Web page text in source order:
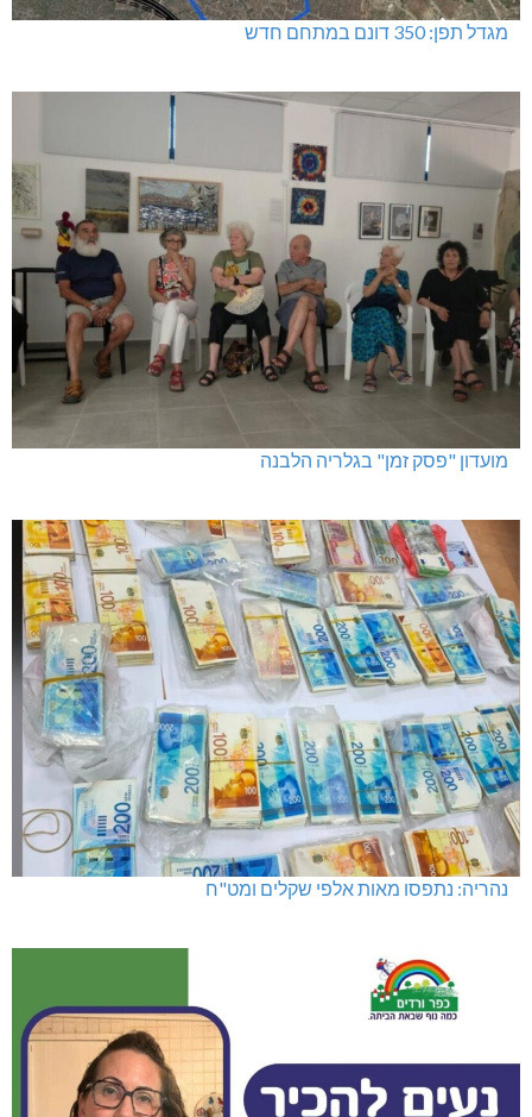
מגדל תפן: 350 דונם במתחם חדש
מועדון "פסק זמן" בגלריה הלבנה
נהריה: נתפסו מאות אלפי שקלים ומט"ח